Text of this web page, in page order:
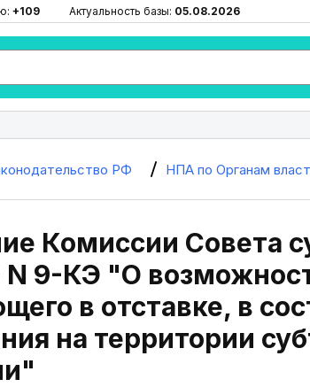
+109 Актуальность базы: 05.08.2026
РФ НПА по Органам
Комиссии Совета
N 9-КЭ "О
в отставке, в
на территории